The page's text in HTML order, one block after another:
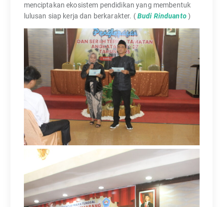
menciptakan ekosistem pendidikan yang membentuk
lulusan siap kerja dan berkarakter. (Budi Rinduanto)